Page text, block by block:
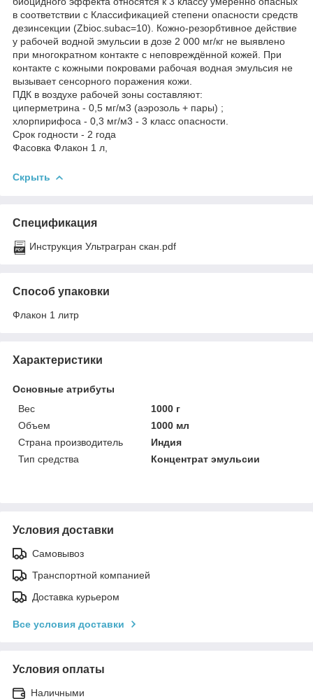
в соответствии с Классификацией степени опасности средств
дезинсекции (Zbioc.subac=10). Кожно-резорбтивное действие
у рабочей водной эмульсии в дозе 2 000 мг/кг не выявлено
при многократном контакте с неповреждённой кожей. При
контакте с кожными покровами рабочая водная эмульсия не
вызывает сенсорного поражения кожи.
ПДК в воздухе рабочей зоны составляют:
циперметрина - 0,5 мг/м3 (аэрозоль + пары) ;
хлорпирифоса - 0,3 мг/м3 - 3 класс опасности.
Срок годности - 2 года
Фасовка Флакон 1 л,
Скрыть
Спецификация
Инструкция Ультрагран скан.pdf
Способ упаковки
Флакон 1 литр
Характеристики
Основные атрибуты
Вес
1000 г
Объем
1000 мл
Страна производитель
Индия
Тип средства
Концентрат эмульсии
Условия доставки
Самовывоз
Транспортной компанией
Доставка курьером
Все условия доставки
Условия оплаты
Наличными